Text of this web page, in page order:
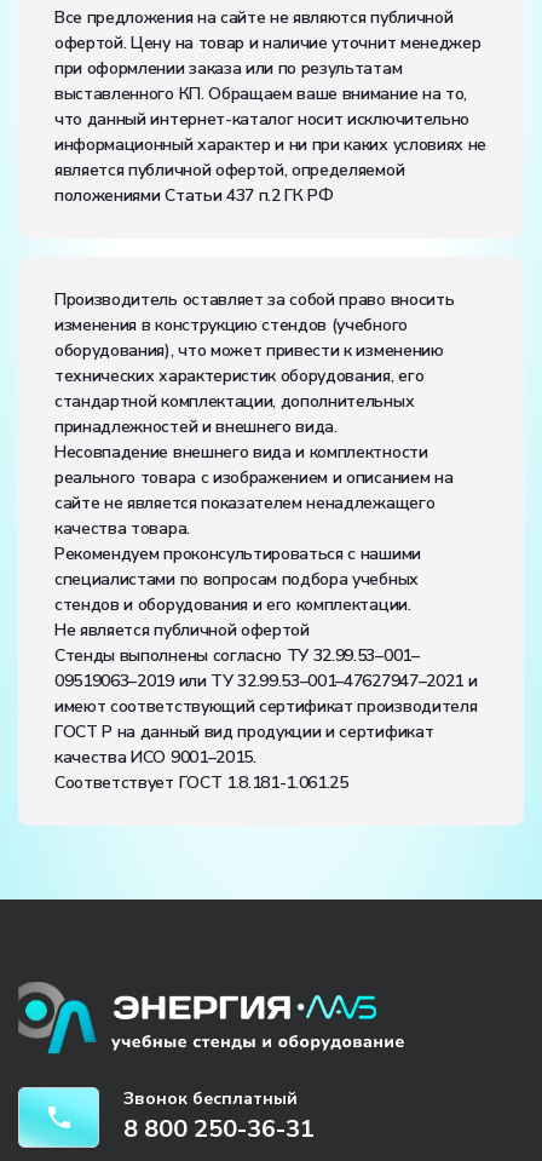
частота, Гц:50
Класс защиты от поражения электрическим током:
Диапазон рабочих температур, ˚С:+10…+35
Влажность, %:до 80
Все предложения на сайте не являются публичной
офертой. Цену на товар и наличие уточнит менеджер
при оформлении заказа или по результатам
выставленного КП. Обращаем ваше внимание на то,
что данный интернет-каталог носит исключительно
информационный характер и ни при каких условиях не
является публичной офертой, определяемой
положениями Статьи 437 п.2 ГК РФ
Производитель оставляет за собой право вносить
изменения в конструкцию стендов (учебного
оборудования), что может привести к изменению
технических характеристик оборудования, его
стандартной комплектации, дополнительных
принадлежностей и внешнего вида.
Несовпадение внешнего вида и комплектности
реального товара с изображением и описанием на
сайте не является показателем ненадлежащего
качества товара.
Рекомендуем проконсультироваться с нашими
специалистами по вопросам подбора учебных
стендов и оборудования и его комплектации.
Не является публичной офертой
Стенды выполнены согласно ТУ 32.99.53–001–
09519063–2019 или ТУ 32.99.53–001–47627947–2021 и
имеют соответствующий сертификат производителя
ГОСТ Р на данный вид продукции и сертификат
качества ИСО 9001–2015.
Соответствует ГОСТ 1.8.181-1.061.25
Звонок бесплатный
8 800 250-36-31